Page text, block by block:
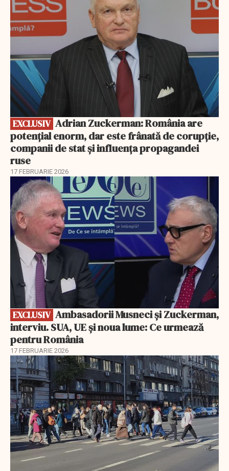
EXCLUSIV
potențial enorm, dar este frânată de corupție,
companii de stat și influența propagandei
ruse
17 FEBRUARIE 2026
EXCLUSIV
EXCLUSIV
interviu. SUA, UE și noua lume: Ce urmează
pentru România
17 FEBRUARIE 2026